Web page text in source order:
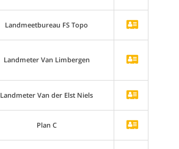
Landmeetbureau FS Topo
Landmeter Van Limbergen
Landmeter Van der Elst Niels
Plan C